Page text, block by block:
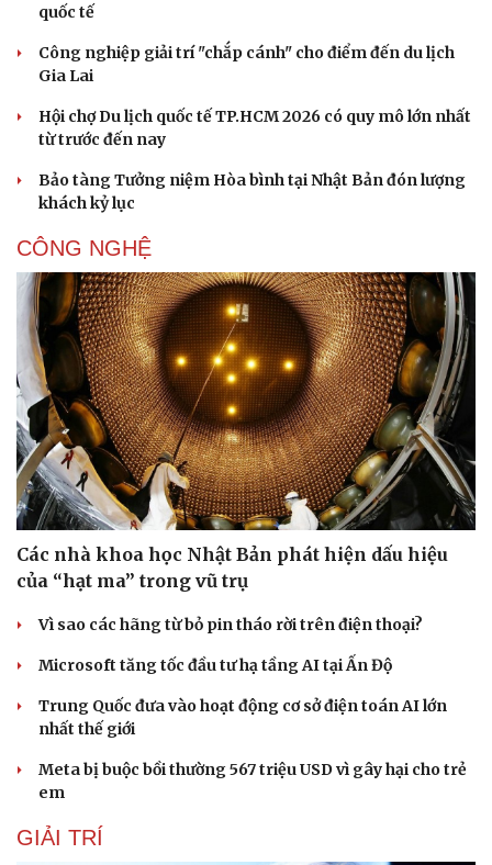
quốc tế
Công nghiệp giải trí "chắp cánh" cho điểm đến du lịch
Gia Lai
Hội chợ Du lịch quốc tế TP.HCM 2026 có quy mô lớn nhất
từ trước đến nay
Bảo tàng Tưởng niệm Hòa bình tại Nhật Bản đón lượng
khách kỷ lục
CÔNG NGHỆ
Các nhà khoa học Nhật Bản phát hiện dấu hiệu
của “hạt ma” trong vũ trụ
Vì sao các hãng từ bỏ pin tháo rời trên điện thoại?
Microsoft tăng tốc đầu tư hạ tầng AI tại Ấn Độ
Trung Quốc đưa vào hoạt động cơ sở điện toán AI lớn
nhất thế giới
Meta bị buộc bồi thường 567 triệu USD vì gây hại cho trẻ
em
GIẢI TRÍ